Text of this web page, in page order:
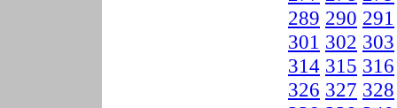
289 290 291
301 302 303
314 315 316
326 327 328